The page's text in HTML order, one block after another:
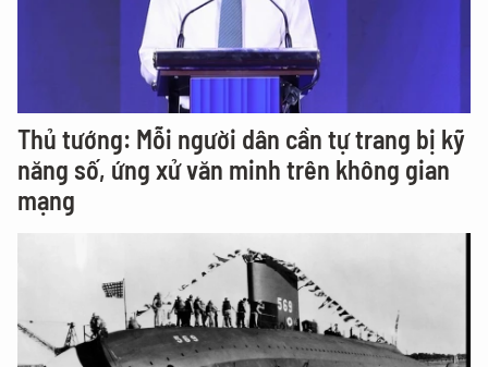
Thủ tướng: Mỗi người dân cần tự trang bị kỹ
năng số, ứng xử văn minh trên không gian
mạng